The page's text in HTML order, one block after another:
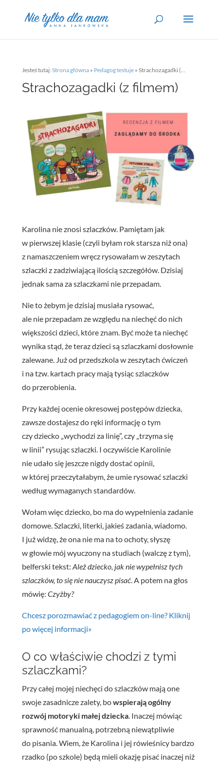
Jesteś tutaj: Strona główna» Pedagog testuje» Strachozagadki (z filmem)
Strachozagadki (z filmem)
Karolina nie znosi szlaczków. Pamiętam jak
w pierwszej klasie (czyli byłam rok starsza niż ona)
z namaszczeniem wręcz rysowałam w zeszytach
szlaczki z zadziwiającą ilością szczegółów. Dzisiaj
jednak sama za szlaczkami nie przepadam.
Nie to żebym je dzisiaj musiała rysować,
ale nie przepadam ze względu na niechęć do nich
większości dzieci, które znam. Być może ta niechęć
wynika stąd, że teraz dzieci są szlaczkami dosłownie
zalewane. Już od przedszkola w zeszytach ćwiczeń
i na tzw. kartach pracy mają tysiąc szlaczków
do przerobienia.
Przy każdej ocenie okresowej postępów dziecka,
zawsze dostajesz do ręki informację o tym
czy dziecko „wychodzi za linię”, czy „trzyma się
w linii” rysując szlaczki. I oczywiście Karolinie
nie udało się jeszcze nigdy dostać opinii,
w której przeczytałabym, że umie rysować szlaczki
według wymaganych standardów.
Wołam więc dziecko, bo ma do wypełnienia zadanie
domowe. Szlaczki, literki, jakieś zadania, wiadomo.
I już widzę, że ona nie ma na to ochoty, słyszę
w głowie mój wyuczony na studiach (walczę z tym),
belferski tekst: Ależ dziecko, jak nie wypełnisz tych
szlaczków, to się nie nauczysz pisać. A potem na głos
mówię: Czyżby?
Chcesz porozmawiać z pedagogiem on-line? Kliknij
po więcej informacji»
O co właściwie chodzi z tymi
szlaczkami?
Przy całej mojej niechęci do szlaczków mają one
swoje zasadnicze zalety, bowspierają ogólny
rozwój motoryki małej dziecka. Inaczej mówiąc
sprawność manualną, potrzebną niewątpliwie
do pisania. Wiem, że Karolina i jej rówieśnicy bardzo
rzadko (po szkole) będą mieli okazję pisać inaczej niż